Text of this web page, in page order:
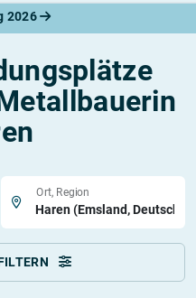
2026
Ort, Region